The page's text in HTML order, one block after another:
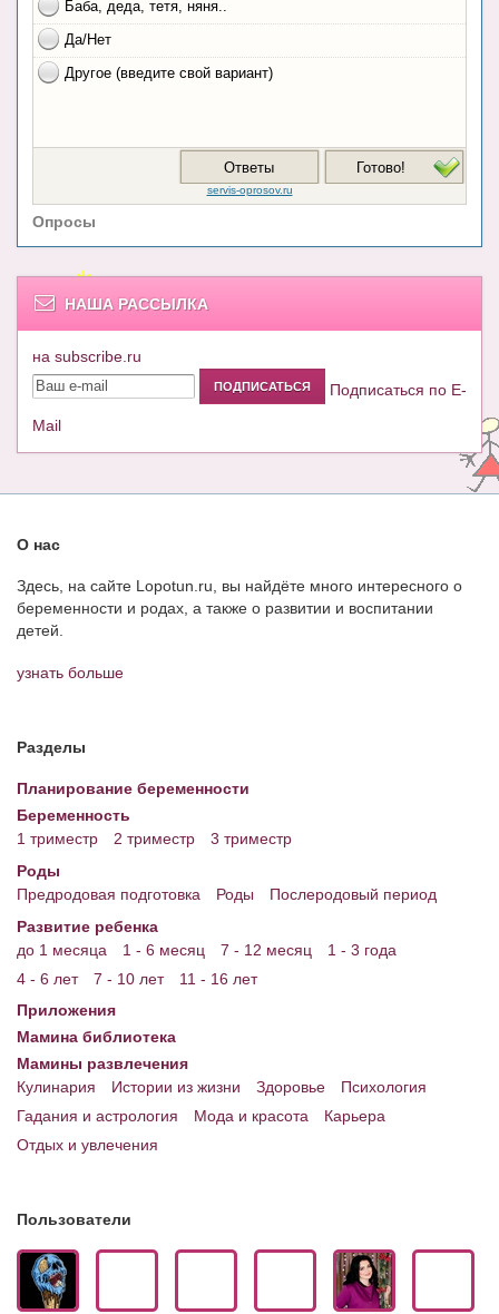
Опросы
НАША РАССЫЛКА
на subscribe.ru
Подписаться по E-
Mail
О нас
Здесь, на сайте Lopotun.ru, вы найдёте много интересного о
беременности и родах, а также о развитии и воспитании
детей.
узнать больше
Разделы
Планирование беременности
Беременность
1 триместр
2 триместр
3 триместр
Роды
Предродовая подготовка
Роды
Послеродовый период
Развитие ребенка
до 1 месяца
1 - 6 месяц 7 - 12 месяц
1 - 3 года
4 - 6 лет
7 - 10 лет
11 - 16 лет
Приложения
Мамина библиотека
Мамины развлечения
Кулинария
Истории из жизни Здоровье
Психология
Гадания и астрология
Мода и красота
Карьера
Отдых и увлечения
Пользователи